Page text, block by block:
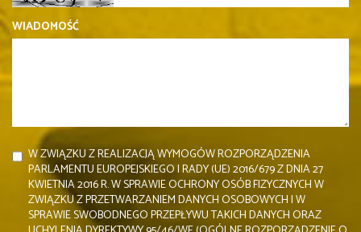
WIADOMOŚĆ
W ZWIĄZKU Z REALIZACJĄ WYMOGÓW ROZPORZĄDZENIA
PARLAMENTU EUROPEJSKIEGO I RADY (UE) 2016/679 Z DNIA 27
KWIETNIA 2016 R. W SPRAWIE OCHRONY OSÓB FIZYCZNYCH W
ZWIĄZKU Z PRZETWARZANIEM DANYCH OSOBOWYCH I W
SPRAWIE SWOBODNEGO PRZEPŁYWU TAKICH DANYCH ORAZ